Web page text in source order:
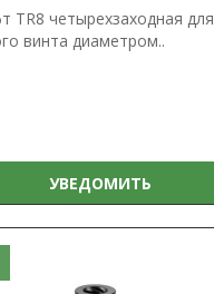
TR8 четырехзаходная для
винта диаметром..
УВЕДОМИТЬ